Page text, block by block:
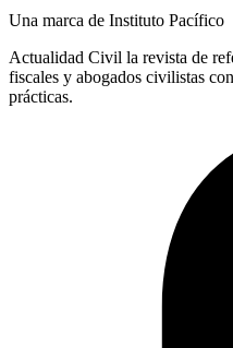
Una marca de Instituto Pacífico
Actualidad Civil la revista de
fiscales y abogados civilistas
prácticas.